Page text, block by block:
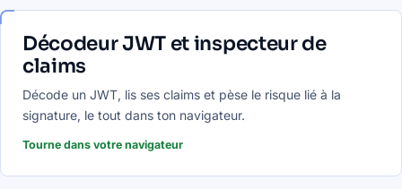
Décodeur JWT et inspecteur de
claims
Décode un JWT, lis ses claims et pèse le risque lié à la
signature, le tout dans ton navigateur.
Tourne dans votre navigateur